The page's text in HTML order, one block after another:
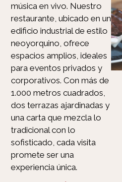
música en vivo. Nuestro
restaurante, ubicado en un
edificio industrial de estilo
neoyorquino, ofrece
espacios amplios, ideales
para eventos privados y
corporativos. Con más de
1.000 metros cuadrados,
dos terrazas ajardinadas y
una carta que mezcla lo
tradicional con lo
sofisticado, cada visita
promete ser una
experiencia única.